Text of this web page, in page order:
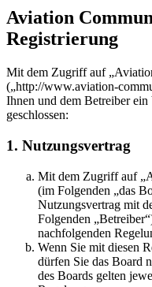
Aviation
Registrierung
Mit dem Zugriff auf
(„http://www.aviation-
Ihnen und dem Betreiber
geschlossen:
1. Nutzungsvertrag
Mit dem Zugriff auf
(im Folgenden „das
Nutzungsvertrag mit
Folgenden
nachfolgenden
Wenn Sie mit diesen
dürfen Sie das Board
des Boards gelten